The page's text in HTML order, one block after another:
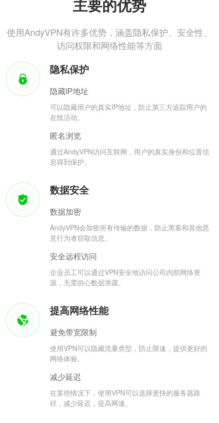
主要的优势
使用AndyVPN有许多优势，涵盖隐私保护、安全性、
访问权限和网络性能等方面
隐私保护
隐藏IP地址
可以隐藏用户的真实IP地址，防止第三方追踪用户的
在线活动。
匿名浏览
通过AndyVPN访问互联网，用户的真实身份和位置信
息得到保护。
数据安全
数据加密
AndyVPN会加密所有传输的数据，防止黑客和其他恶
意行为者窃取信息。
安全远程访问
企业员工可以通过VPN安全地访问公司内部网络资
源，无需担心数据泄露。
提高网络性能
避免带宽限制
使用VPN可以隐藏流量类型，防止限速，提供更好的
网络体验。
减少延迟
在某些情况下，使用VPN可以选择更快的服务器路
径，减少延迟，提高网速。